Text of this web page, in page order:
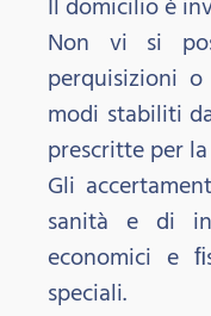
Il domicilio è
Non vi si
perquisizioni
modi stabiliti
prescritte per
Gli
sanità e di
economici e
speciali.